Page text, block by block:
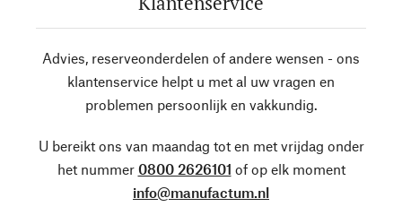
Advies, reserveonderdelen of andere wensen - ons
klantenservice helpt u met al uw vragen en
problemen persoonlijk en vakkundig.
U bereikt ons van maandag tot en met vrijdag onder
het nummer 0800 2626101 of op elk moment
info@manufactum.nl